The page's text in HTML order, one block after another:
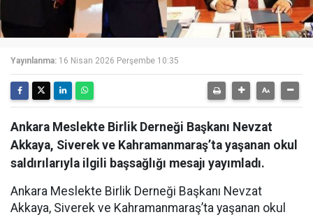
Yayınlanma: 16 Nisan 2026 Perşembe 10:35
Ankara Meslekte Birlik Derneği Başkanı Nevzat
Akkaya, Siverek ve Kahramanmaraş’ta yaşanan okul
saldırılarıyla ilgili başsağlığı mesajı yayımladı.
Ankara Meslekte Birlik Derneği Başkanı Nevzat
Akkaya, Siverek ve Kahramanmaraş’ta yaşanan okul